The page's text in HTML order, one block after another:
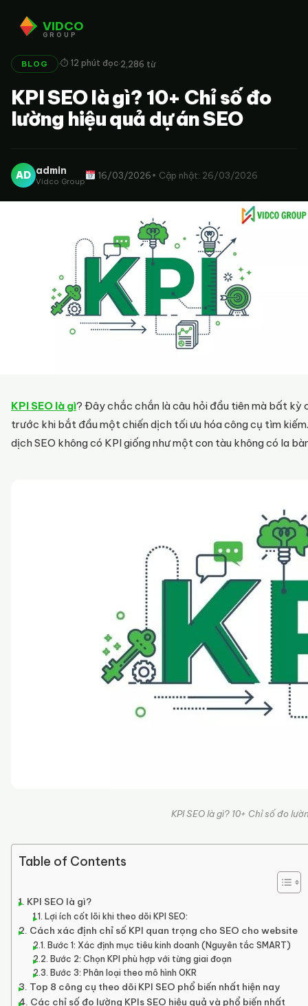
VIDCO
GROUP
BLOG ·⏱ 12 phút đọc·2,286 từ
KPI SEO là gì? 10+ Chỉ số đo
lường hiệu quả dự án SEO
AD admin
Vidco Group
16/03/2026• Cập nhật: 26/03/2026
KPI SEO là gì? Đây chắc chắn là câu hỏi đầu tiên mà bất kỳ
trước khi bắt đầu một chiến dịch tối ưu hóa công cụ tìm
dịch SEO không có KPI giống như một con tàu không có la
KPI SEO là gì? 10+ Chỉ số đo
Table of Contents
KPI SEO là gì?
Lợi ích cốt lõi khi theo dõi KPI SEO:
Cách xác định chỉ số KPI quan trọng cho SEO cho website
Bước 1: Xác định mục tiêu kinh doanh (Nguyên tắc SMART)
Bước 2: Chọn KPI phù hợp với từng giai đoạn
Bước 3: Phân loại theo mô hình OKR
Top 8 công cụ theo dõi KPI SEO phổ biến nhất hiện nay
Các chỉ số đo lường KPIs SEO hiệu quả và phổ biến nhất